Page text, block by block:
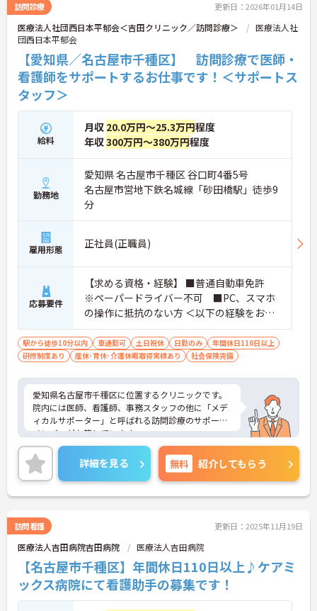
訪問診療 更新日：2026年01月14日
医療法人社団西日本平郁会＜吉田クリニック／訪問診療＞
医療法人社
団西日本平郁会
【愛知県／名古屋市千種区】 訪問診療で医師・
看護師をサポートするお仕事です！＜サポートス
タッフ＞
給料
月収 20.0万円～25.3万円程度
年収300万円～380万円程度
勤務地
愛知県 名古屋市千種区 谷口町4番5号
名古屋市営地下鉄名城線「砂田橋駅」徒歩9
分
雇用形態 正社員(正職員)
応募要件
【求める資格・経験】 ■普通自動車免許
※ペーパードライバー不可 ■PC、スマホ
の操作に抵抗のない方 ＜以下の経験をお持
ちの方 歓迎＞ ・医療業界介護業界でのご
経験がある方
駅から徒歩10分以内 車通勤可 土日祝休 日勤のみ
年間休日110日以上
研修制度あり
産休･育休･介護休暇取得実績あり 社会保険完備
愛知県名古屋市千種区に位置するクリニックです。
院内には医師、看護師、事務スタッフの他に「メデ
ィカルサポーター」と呼ばれる訪問診療のサポート
メンバーが在籍しています。
院内では様々なバックグラウンドをもった幅広い年
代のスタッフが勤務をしております。
さらに、患者様の看護を医師の隣で行うのはもちろ
んのこと、多職種の連携を行いながら、看護師主導
で1人1人の患者様の包括ケアの中心の担えることが
やりがいです。
ご興味をお持ちの方には詳細の情報や面接のポイン
詳細を見る 無料 紹介してもらう
訪問看護 更新日：2025年11月19日
医療法人吉田病院吉田病院 医療法人吉田病院
【名古屋市千種区】年間休日110日以上♪ケアミ
ックス病院にて看護助手の募集です！